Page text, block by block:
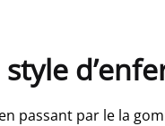
passant par le la